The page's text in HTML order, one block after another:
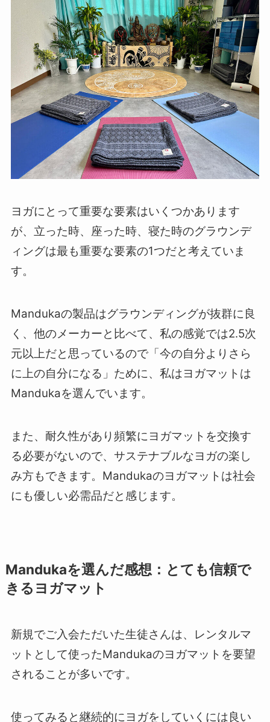
ヨガにとって重要な要素はいくつかあります
が、立った時、座った時、寝た時のグラウンデ
ィングは最も重要な要素の1つだと考えていま
す。
Mandukaの製品はグラウンディングが抜群に良
く、他のメーカーと比べて、私の感覚では2.5次
元以上だと思っているので「今の自分よりさら
に上の自分になる」ために、私はヨガマットは
Mandukaを選んでいます。
また、耐久性があり頻繁にヨガマットを交換す
る必要がないので、サステナブルなヨガの楽し
み方もできます。Mandukaのヨガマットは社会
にも優しい必需品だと感じます。
Mandukaを選んだ感想：とても信頼で
きるヨガマット
新規でご入会ただいた生徒さんは、レンタルマ
ットとして使ったMandukaのヨガマットを要望
されることが多いです。
使ってみると継続的にヨガをしていくには良い